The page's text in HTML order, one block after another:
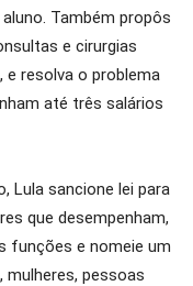
Também propôs
e cirurgias
e resolva o problema
até três salários
Lula sancione lei para
que desempenham,
funções e nomeie um
pessoas